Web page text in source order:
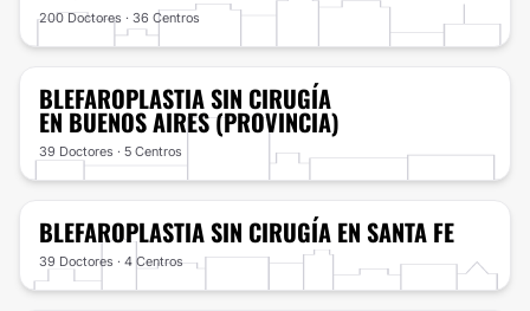
200 Doctores · 36 Centros
BLEFAROPLASTIA SIN CIRUGÍA
EN BUENOS AIRES (PROVINCIA)
39 Doctores · 5 Centros
BLEFAROPLASTIA SIN CIRUGÍA EN SANTA FE
39 Doctores · 4 Centros